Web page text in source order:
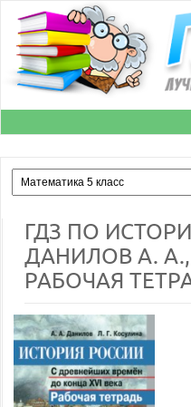
ГДЗ ПО
ДАНИЛОВ А.
РАБОЧАЯ